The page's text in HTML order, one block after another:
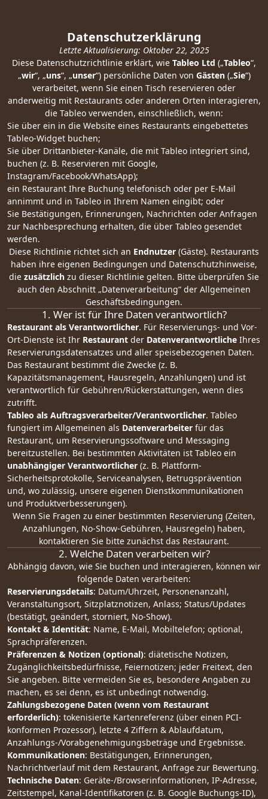
Datenschutzerklärung
Letzte Aktualisierung: Oktober 22, 2025
Diese Datenschutzrichtlinie erklärt, wie Tableo Ltd („Tableo“,
„wir“, „uns“, „unser“) persönliche Daten von Gästen(„Sie“)
verarbeitet, wenn Sie einen Tisch reservieren oder
anderweitig mit Restaurants oder anderen Orten interagieren,
die Tableo verwenden, einschließlich, wenn:
Sie über ein in die Website eines Restaurants eingebettetes
Tableo‑Widget buchen;
Sie über Drittanbieter-Kanäle, die mit Tableo integriert sind,
buchen (z. B. Reservieren mit Google,
Instagram/Facebook/WhatsApp);
ein Restaurant Ihre Buchung telefonisch oder per E-Mail
annimmt und in Tableo in Ihrem Namen eingibt; oder
Sie Bestätigungen, Erinnerungen, Nachrichten oder Anfragen
zur Nachbesprechung erhalten, die über Tableo gesendet
werden.
Diese Richtlinie richtet sich an Endnutzer (Gäste). Restaurants
haben ihre eigenen Bedingungen und Datenschutzhinweise,
die zusätzlich zu dieser Richtlinie gelten. Bitte überprüfen Sie
auch den Abschnitt „Datenverarbeitung“ der Allgemeinen
Geschäftsbedingungen.
1. Wer ist für Ihre Daten verantwortlich?
Restaurant als Verantwortlicher. Für Reservierungs- und Vor-
Ort-Dienste ist Ihr Restaurant der Datenverantwortliche Ihres
Reservierungsdatensatzes und aller speisebezogenen Daten.
Das Restaurant bestimmt die Zwecke (z. B.
Kapazitätsmanagement, Hausregeln, Anzahlungen) und ist
verantwortlich für Gebühren/Rückerstattungen, wenn dies
zutrifft.
Tableo als Auftragsverarbeiter/Verantwortlicher. Tableo
fungiert im Allgemeinen als Datenverarbeiter für das
Restaurant, um Reservierungssoftware und Messaging
bereitzustellen. Bei bestimmten Aktivitäten ist Tableo ein
unabhängiger Verantwortlicher (z. B. Plattform-
Sicherheitsprotokolle, Serviceanalysen, Betrugsprävention
und, wo zulässig, unsere eigenen Dienstkommunikationen
und Produktverbesserungen).
Wenn Sie Fragen zu einer bestimmten Reservierung (Zeiten,
Anzahlungen, No-Show-Gebühren, Hausregeln) haben,
kontaktieren Sie bitte zunächst das Restaurant.
2. Welche Daten verarbeiten wir?
Abhängig davon, wie Sie buchen und interagieren, können wir
folgende Daten verarbeiten:
Reservierungsdetails: Datum/Uhrzeit, Personenanzahl,
Veranstaltungsort, Sitzplatznotizen, Anlass; Status/Updates
(bestätigt, geändert, storniert, No-Show).
Kontakt & Identität: Name, E-Mail, Mobiltelefon; optional,
Sprachpräferenzen.
Präferenzen & Notizen (optional): diätetische Notizen,
Zugänglichkeitsbedürfnisse, Feiernotizen; jeder Freitext, den
Sie angeben. Bitte vermeiden Sie es, besondere Angaben zu
machen, es sei denn, es ist unbedingt notwendig.
Zahlungsbezogene Daten (wenn vom Restaurant
erforderlich): tokenisierte Kartenreferenz (über einen PCI-
konformen Prozessor), letzte 4 Ziffern & Ablaufdatum,
Anzahlungs-/Vorabgenehmigungsbeträge und Ergebnisse.
Kommunikationen: Bestätigungen, Erinnerungen,
Nachrichtverlauf mit dem Restaurant, Anfrage zur Bewertung.
Technische Daten: Geräte-/Browserinformationen, IP-Adresse,
Zeitstempel, Kanal-Identifikatoren (z. B. Google Buchungs-ID),